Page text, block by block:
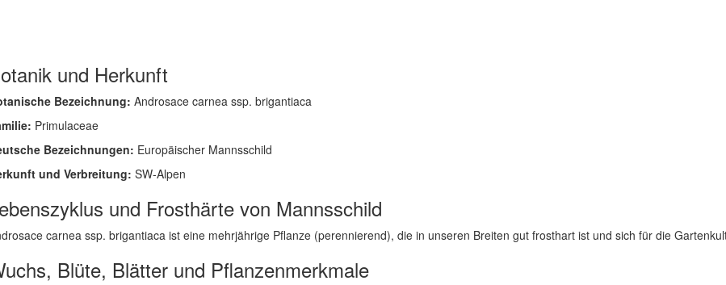
und Herkunft
Bezeichnung: Androsace carnea ssp. brigantiaca
Primulaceae
Bezeichnungen: Europäischer Mannsschild
und Verbreitung: SW-Alpen
und Frosthärte von Mannsschild
carnea ssp. brigantiaca ist eine mehrjährige Pflanze (perennierend), die in unseren Breiten gut frosthart ist und sich für die
Blüte, Blätter und Pflanzenmerkmale